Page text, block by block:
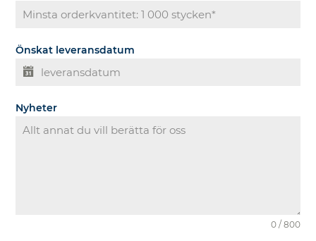
Önskat leveransdatum
Nyheter
0 / 800